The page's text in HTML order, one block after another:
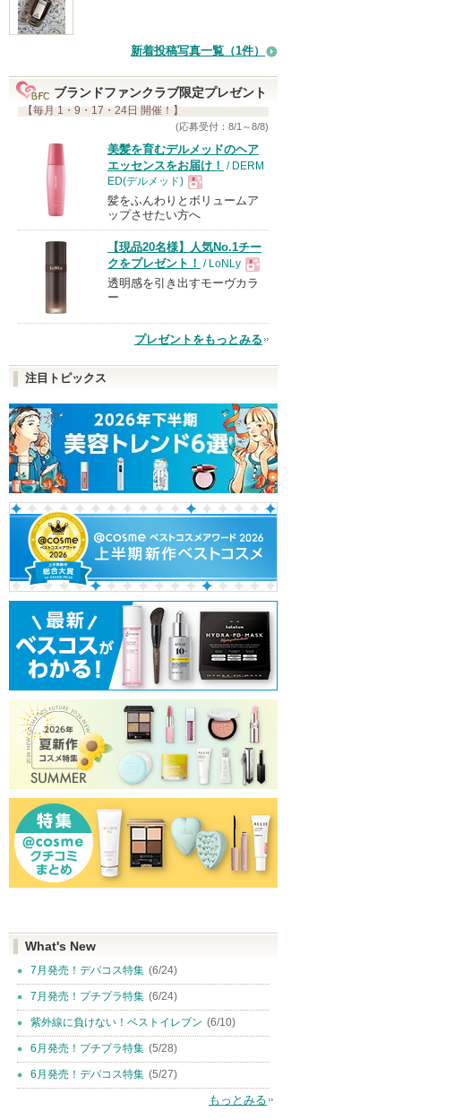
ま
す
新着投稿写真一覧（1件）
ブランドファンクラブ限定プレゼント
【毎月 1・9・17・24日 開催！】
(応募受付：8/1～8/8)
美髪を育むデルメッドのヘア
エッセンスをお届け！ / DERM
ED(デルメッド)
現
品
髪をふんわりとボリュームア
ップさせたい方へ
【現品20名様】人気No.1チー
クをプレゼント！ / LoNLy
現
品
透明感を引き出すモーヴカラ
ー
プレゼントをもっとみる
注目トピックス
What's New
7月発売！デパコス特集 (6/24)
7月発売！プチプラ特集 (6/24)
紫外線に負けない！ベストイレブン (6/10)
6月発売！プチプラ特集 (5/28)
6月発売！デパコス特集 (5/27)
もっとみる